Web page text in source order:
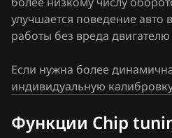
Geely
GMC
Groz
улучшается поведение
работы без вреда
Если нужна более
индивидуальную
Функции Chip